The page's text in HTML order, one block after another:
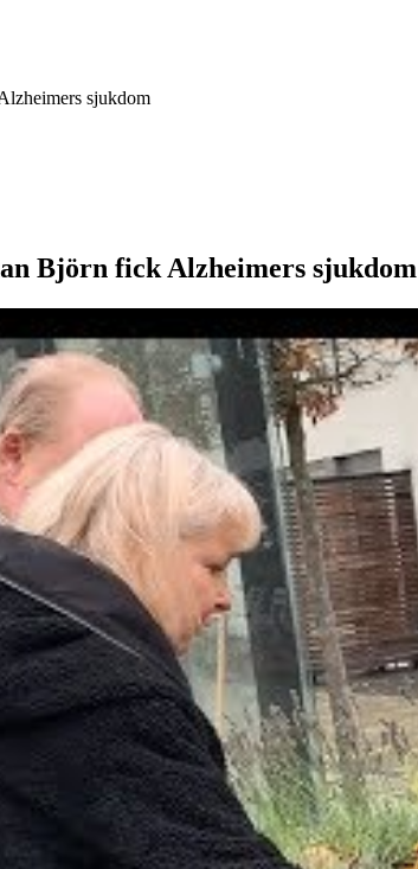
sjukdom
Björn fick Alzheimers sjukdom